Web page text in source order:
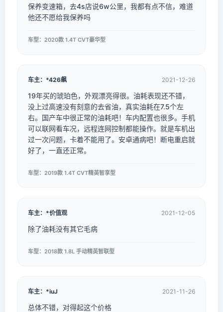
保养变速箱，去4s店说6w公里，我都有点不信，难道
他还不愿给我保养吗
车型：2020款 1.4T CVT豪华型
车主：*426飙 2021-12-26
19年买的琥珀色，外观漂亮得很。油耗表现还不错，
没上过高速没有刻意的去省油，真实油耗在7.5个左
右。国产车中很正常的油耗吧！车内配置也很多。手机
可以联网看车况，远程连网控制都能操作。就是车机出
过一次问题，卡着不能用了。安卓通病吧！断电重启就
好了，一直还正常。
车型：2019款 1.4T CVT精英智享型
车主：*价值观 2021-12-05
除了油耗没有其它毛病
车型：2018款 1.8L 手动精英智联型
车主：*iuJ 2021-11-26
总体不错，对得起这个价格